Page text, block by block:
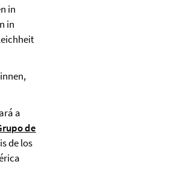
in
in
a
de
de los